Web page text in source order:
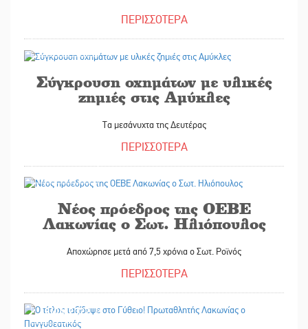
ΠΕΡΙΣΣΟΤΕΡΑ
Σύγκρουση οχημάτων με υλικές
ζημιές στις Αμύκλες
Τα μεσάνυχτα της Δευτέρας
ΠΕΡΙΣΣΟΤΕΡΑ
Νέος πρόεδρος της ΟΕΒΕ
Λακωνίας ο Σωτ. Ηλιόπουλος
Αποχώρησε μετά από 7,5 χρόνια ο Σωτ. Ροϊνός
ΠΕΡΙΣΣΟΤΕΡΑ
18/04/2022